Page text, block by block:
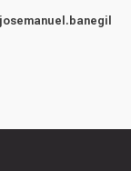
josemanuel.banegil